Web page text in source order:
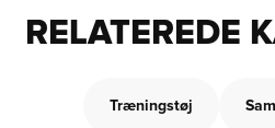
RELATEREDE
Træningstøj